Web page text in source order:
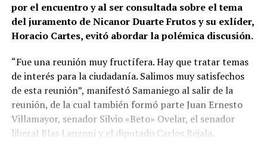
por el encuentro y al ser consultada sobre el tema
del juramento de Nicanor Duarte Frutos y su exlíder,
Horacio Cartes, evitó abordar la polémica discusión.
“Fue una reunión muy fructífera. Hay que tratar temas
de interés para la ciudadanía. Salimos muy satisfechos
de esta reunión”, manifestó Samaniego al salir de la
reunión, de la cual también formó parte Juan Ernesto
Villamayor, senador Silvio «Beto» Ovelar, el senador
liberal Blas Lanzoni y el diputado Carlos Rejala.